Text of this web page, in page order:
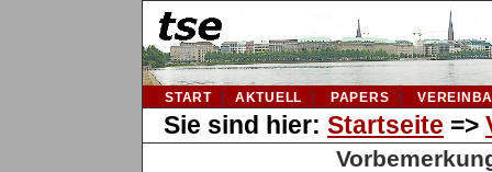
START AKTUELL PAPERS
Sie sind hier: Startseite =>